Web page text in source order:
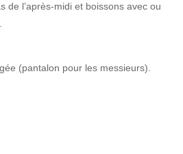
de l’après-midi et boissons avec ou
(pantalon pour les messieurs).